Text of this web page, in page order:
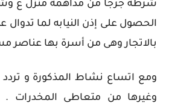
شرطة جرجا من مداهمة منزل ع
الحصول على إذن النيابه لما تدوال
بالاتجار وهى من أسرة بها
ومع اتساع نشاط المذكورة و
وغيرها من متعاطى المخدرات .